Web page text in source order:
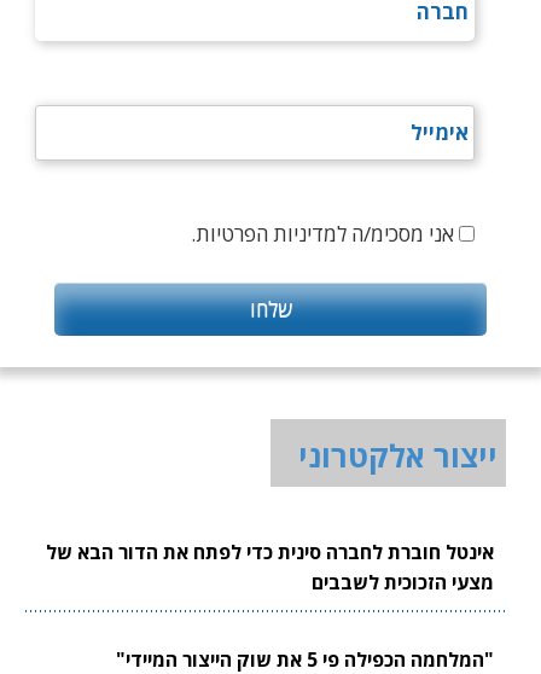
אני מסכימ/ה למדיניות הפרטיות.
ייצור אלקטרוני
אינטל חוברת לחברה סינית כדי לפתח את הדור הבא של
מצעי הזכוכית לשבבים
"המלחמה הכפילה פי 5 את שוק הייצור המיידי"